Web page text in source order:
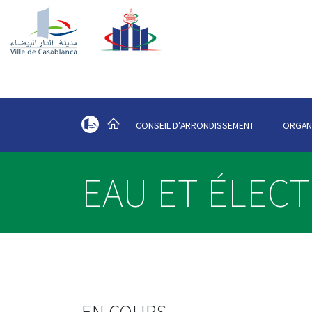
CONSEIL D’ARRONDISSEMENT
EAU ET